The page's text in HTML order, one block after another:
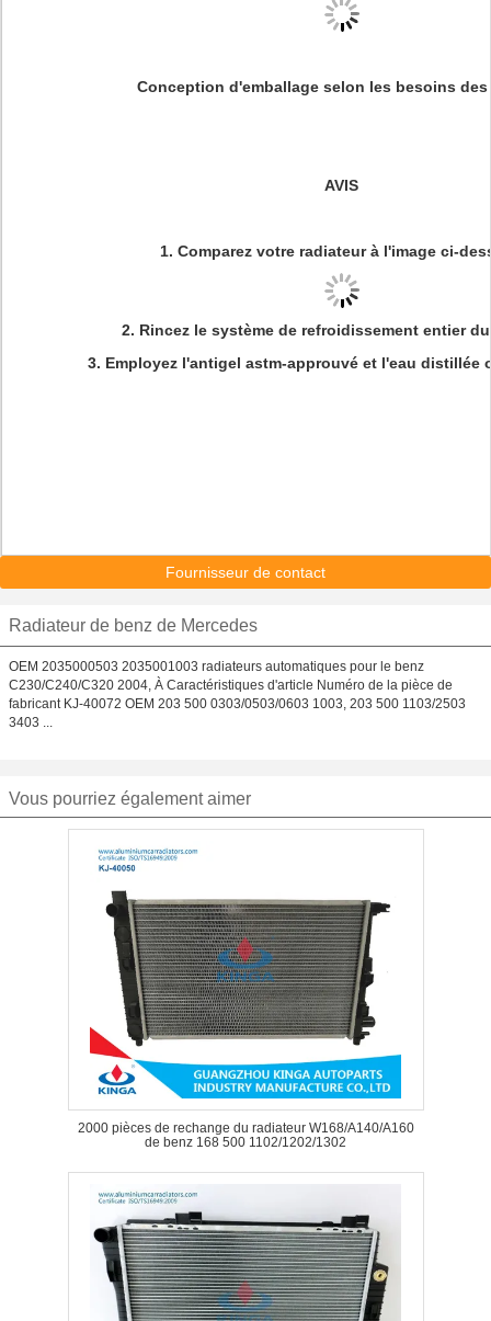
Conception d'emballage selon les besoins
AVIS
1. Comparez votre radiateur à l'image ci-
2. Rincez le système de refroidissement entier
3. Employez l'antigel astm-approuvé et l'eau distillée
Fournisseur de contact
Radiateur de benz de Mercedes
OEM 2035000503 2035001003 radiateurs automatiques pour le benz
C230/C240/C320 2004, À Caractéristiques d'article Numéro de la pièce de
fabricant KJ-40072 OEM 203 500 0303/0503/0603 1003, 203 500 1103/2503
3403 ...
Vous pourriez également aimer
2000 pièces de rechange du radiateur W168/A140/A160
de benz 168 500 1102/1202/1302